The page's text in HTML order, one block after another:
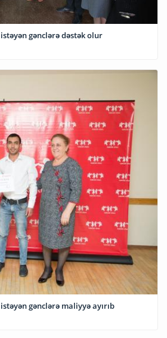
gənclərə dəstək olur
gənclərə maliyyə ayırıb